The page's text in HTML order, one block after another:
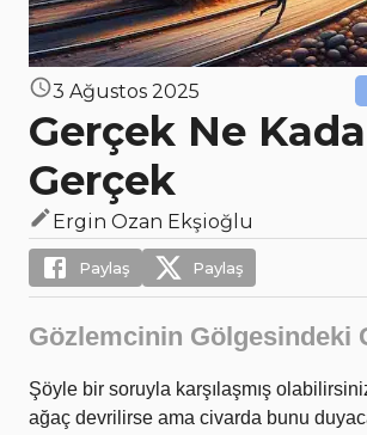
3 Ağustos 2025
Gerçek Ne
Gerçek
Ergin Ozan Ekşioğlu
Paylaş Paylaş
Gözlemcinin Gölgesindeki
Şöyle bir soruyla karşılaşmış
ağaç devrilirse ama civarda bunu